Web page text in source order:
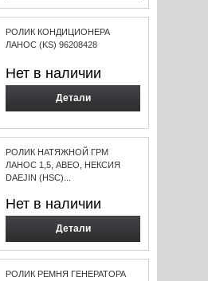
РОЛИК КОНДИЦИОНЕРА
ЛАНОС (KS) 96208428
Нет в наличии
Детали
РОЛИК НАТЯЖНОЙ ГРМ
ЛАНОС 1,5, АВЕО, НЕКСИЯ
DAEJIN (HSC)...
Нет в наличии
Детали
РОЛИК РЕМНЯ ГЕНЕРАТОРА